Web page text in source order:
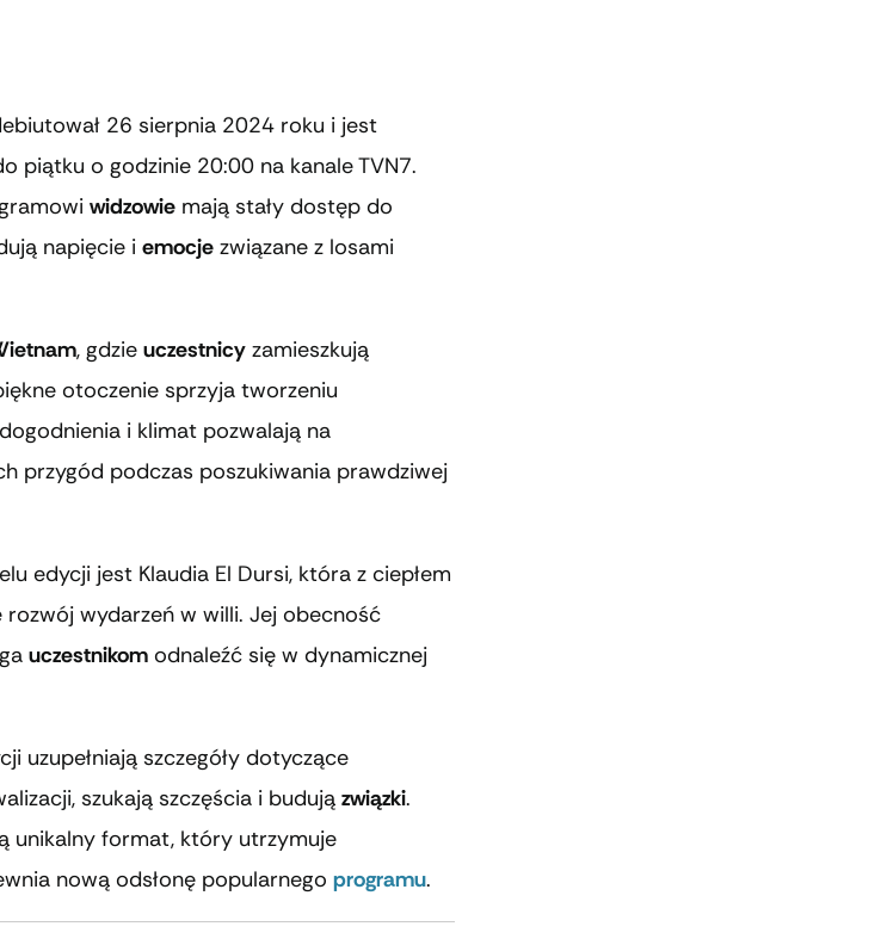
26 sierpnia 2024 roku i jest
piątku o godzinie 20:00 na kanale TVN7.
widzowie mają stały dostęp do
napięcie i emocje związane z losami
, gdzie uczestnicy zamieszkują
otoczenie sprzyja tworzeniu
i klimat pozwalają na
przygód podczas poszukiwania prawdziwej
edycji jest Klaudia El Dursi, która z ciepłem
rozwój wydarzeń w willi. Jej obecność
uczestnikom odnaleźć się w dynamicznej
uzupełniają szczegóły dotyczące
szukają szczęścia i budują związki.
unikalny format, który utrzymuje
nową odsłonę popularnego programu.